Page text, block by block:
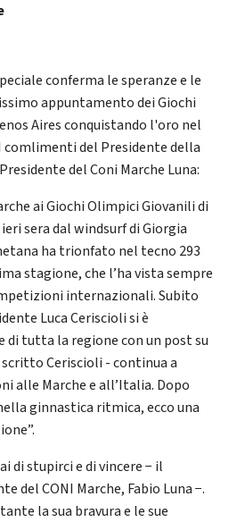
conferma le speranze e le
appuntamento dei Giochi
Aires conquistando l'oro nel
comlimenti del Presidente della
del Coni Marche Luna:
ai Giochi Olimpici Giovanili di
sera dal windsurf di Giorgia
ha trionfato nel tecno 293
stagione, che l’ha vista sempre
internazionali. Subito
Luca Ceriscioli si è
tutta la regione con un post su
scritto Ceriscioli - continua a
alle Marche e all’Italia. Dopo
ginnastica ritmica, ecco una
di stupirci e di vincere − il
del CONI Marche, Fabio Luna −.
la sua bravura e le sue